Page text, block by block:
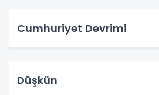
Cumhuriyet Devrimi
Düşkün